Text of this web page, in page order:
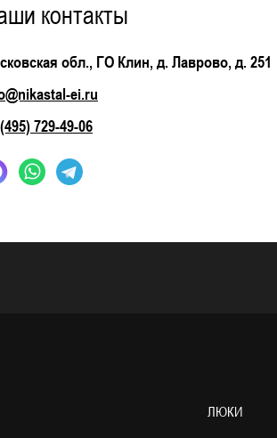
контакты
обл., ГО Клин, д. Лаврово, д. 251
ei.ru
729-49-06
ЛЮКИ